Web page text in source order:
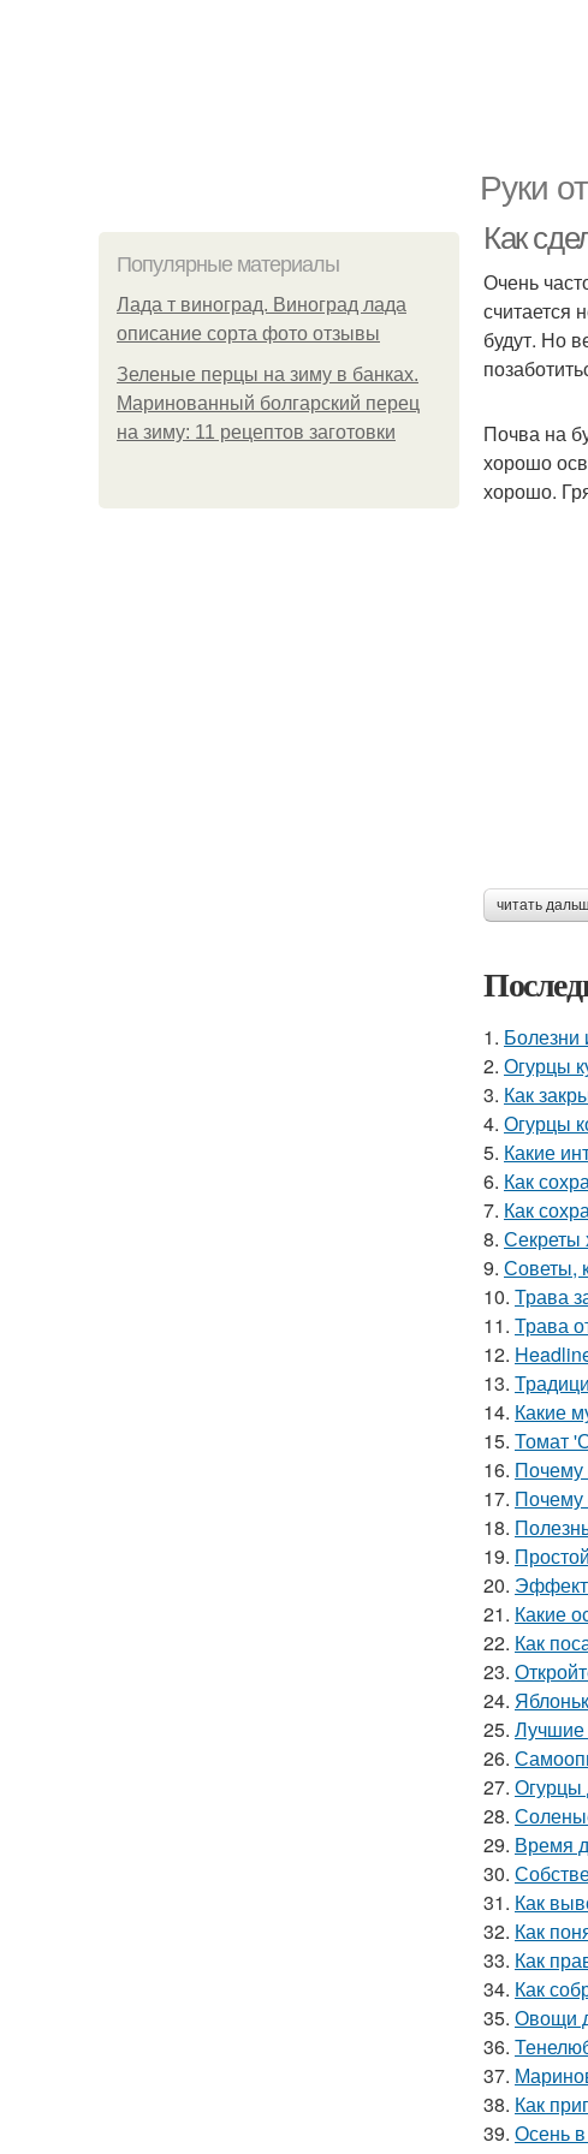
Руки
Популярные материалы
Лада т виноград. Виноград лада
описание сорта фото отзывы
Зеленые перцы на зиму в банках.
Маринованный болгарский перец
на зиму: 11 рецептов заготовки
Как
Очень
считается
будут. Но
Почва на
хорошо
хорошо.
читать
1. Болезни
2. Огурцы
3. Как
4. Огурцы
5. Какие
6. Как
7. Как
8. Секреты
9. Советы,
10. Трава
11. Трава
12.
13.
14. Какие
15. Томат
16. Почему
17. Почему
18.
19.
20.
21. Какие
22. Как
23.
24.
25. Лучшие
26.
27. Огурцы
28.
29. Время
30.
31. Как
32. Как
33. Как
34. Как
35. Овощи
36.
37.
38. Как
39. Осень